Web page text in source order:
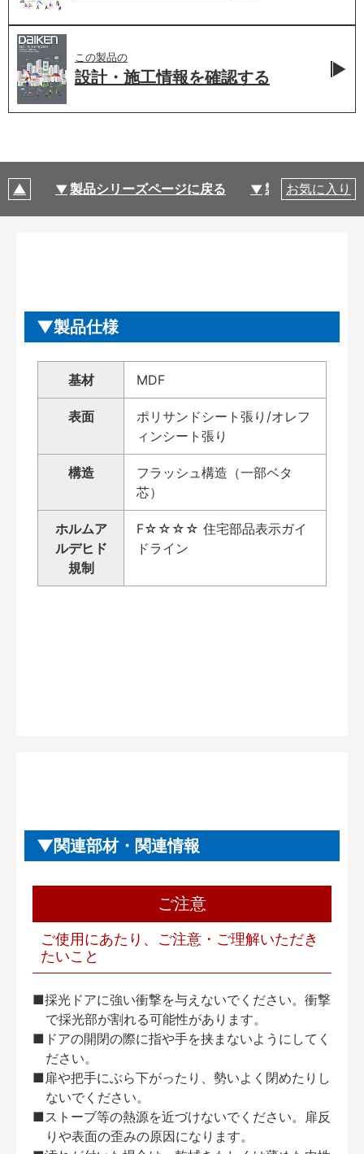
この製品の
設計・施工情報を確認する
製品シリーズページに戻る 製品仕様
お気に入り
製品仕様
基材 MDF
表面
ポリサンドシート張り/オレフ
ィンシート張り
構造
フラッシュ構造（一部ベタ
芯）
ホルムア
ルデヒド
規制
F☆☆☆☆ 住宅部品表示ガイ
ドライン
関連部材・関連情報
ご注意
ご使用にあたり、ご注意・ご理解いただき
たいこと
■採光ドアに強い衝撃を与えないでください。衝撃
で採光部が割れる可能性があります。
■ドアの開閉の際に指や手を挟まないようにしてく
ださい。
■扉や把手にぶら下がったり、勢いよく閉めたりし
ないでください。
■ストーブ等の熱源を近づけないでください。扉反
りや表面の歪みの原因になります。